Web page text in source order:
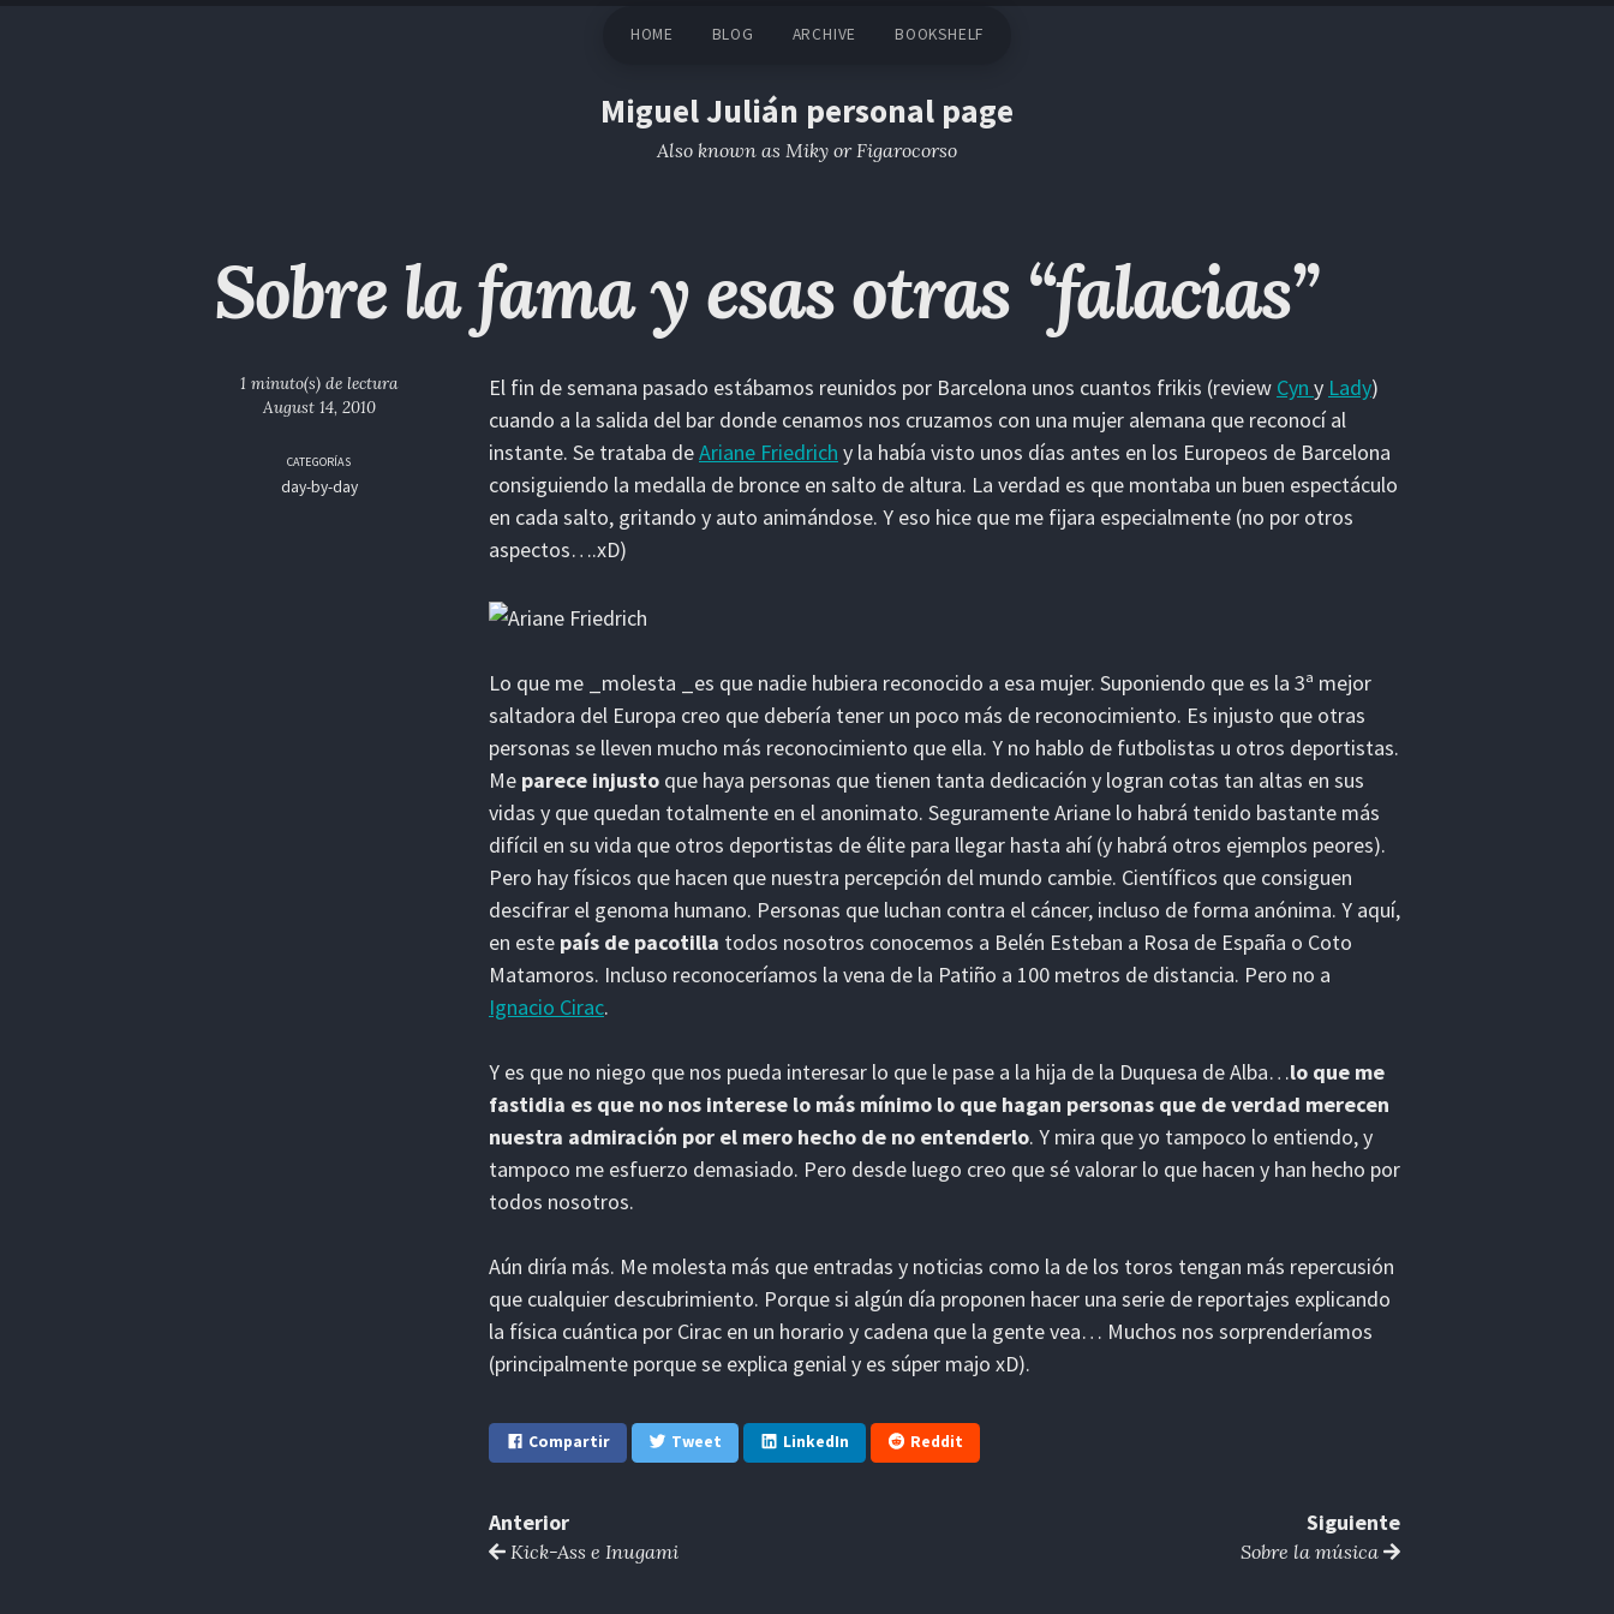
HOME BLOG ARCHIVE BOOKSHELF
Miguel Julián personal page
Also known as Miky or Figarocorso
Sobre la fama y esas otras “falacias”
1 minuto(s) de lectura
August 14, 2010
CATEGORÍAS
day-by-day
El fin de semana pasado estábamos reunidos por Barcelona unos cuantos frikis (review Cyn y Lady)
cuando a la salida del bar donde cenamos nos cruzamos con una mujer alemana que reconocí al
instante. Se trataba deAriane Friedrich y la había visto unos días antes en los Europeos de Barcelona
consiguiendo la medalla de bronce en salto de altura. La verdad es que montaba un buen espectáculo
en cada salto, gritando y auto animándose. Y eso hice que me fijara especialmente (no por otros
aspectos….xD)
Lo que me _molesta _es que nadie hubiera reconocido a esa mujer. Suponiendo que es la 3ª mejor
saltadora del Europa creo que debería tener un poco más de reconocimiento. Es injusto que otras
personas se lleven mucho más reconocimiento que ella. Y no hablo de futbolistas u otros deportistas.
Me parece injusto que haya personas que tienen tanta dedicación y logran cotas tan altas en sus
vidas y que quedan totalmente en el anonimato. Seguramente Ariane lo habrá tenido bastante más
difícil en su vida que otros deportistas de élite para llegar hasta ahí (y habrá otros ejemplos peores).
Pero hay físicos que hacen que nuestra percepción del mundo cambie. Científicos que consiguen
descifrar el genoma humano. Personas que luchan contra el cáncer, incluso de forma anónima. Y aquí,
en este país de pacotilla todos nosotros conocemos a Belén Esteban a Rosa de España o Coto
Matamoros. Incluso reconoceríamos la vena de la Patiño a 100 metros de distancia. Pero no a
Ignacio Cirac.
Y es que no niego que nos pueda interesar lo que le pase a la hija de la Duquesa de Alba…lo que me
fastidia es que no nos interese lo más mínimo lo que hagan personas que de verdad merecen
nuestra admiración por el mero hecho de no entenderlo. Y mira que yo tampoco lo entiendo, y
tampoco me esfuerzo demasiado. Pero desde luego creo que sé valorar lo que hacen y han hecho por
todos nosotros.
Aún diría más. Me molesta más que entradas y noticias como la de los toros tengan más repercusión
que cualquier descubrimiento. Porque si algún día proponen hacer una serie de reportajes explicando
la física cuántica por Cirac en un horario y cadena que la gente vea… Muchos nos sorprenderíamos
(principalmente porque se explica genial y es súper majo xD).
Compartir Tweet LinkedIn Reddit
Anterior
Kick-Ass e Inugami
Siguiente
Sobre la música